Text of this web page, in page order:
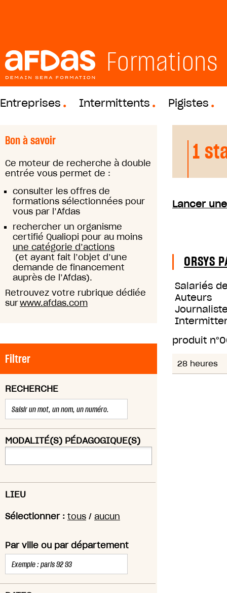
Formations
Entreprises Intermittents Pigistes
Bon à savoir
Ce moteur de recherche à double
entrée vous permet de :
consulter les offres de
formations sélectionnées pour
vous par l’Afdas
rechercher un organisme
certifié Qualiopi pour au moins
une catégorie d’actions
(et ayant fait l’objet d’une
demande de financement
auprès de l’Afdas).
Retrouvez votre rubrique dédiée
surwww.afdas.com
Filtrer
RECHERCHE
MODALITÉ(S) PÉDAGOGIQUE(S)
LIEU
Sélectionner : tous / aucun
Par ville ou par département
1
Lancer
ORSYS
Salariés
Auteurs
produit n°
28 heures